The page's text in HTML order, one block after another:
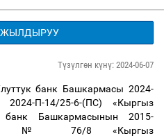
ЖЫЛДЫРУУ
Түзүлгөн күнү: 2024-06-07
банк Башкармасы 2024-
П-14/25-6-(ПС) «Кыргыз
банк Башкармасынын 2015-
№ 76/8 «Кыргыз